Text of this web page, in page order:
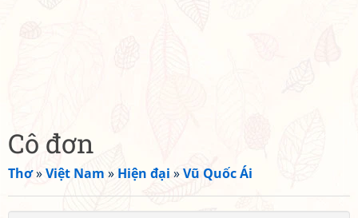
Cô đơn
Thơ»Việt Nam » Hiện đại »Vũ Quốc Ái